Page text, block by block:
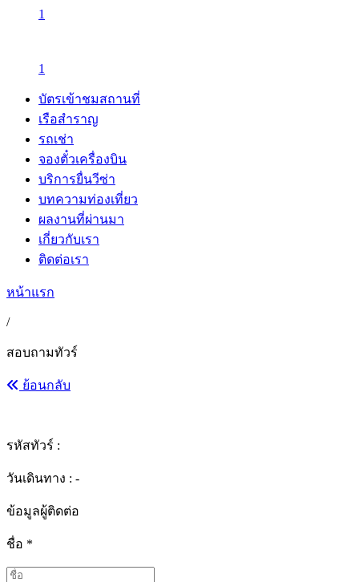
1
1
บัตรเข้าชมสถานที่
เรือสำราญ
รถเช่า
จองตั๋วเครื่องบิน
บริการยื่นวีซ่า
บทความท่องเที่ยว
ผลงานที่ผ่านมา
เกี่ยวกับเรา
ติดต่อเรา
หน้าแรก
/
สอบถามทัวร์
ย้อนกลับ
รหัสทัวร์ :
วันเดินทาง : -
ข้อมูลผู้ติดต่อ
ชื่อ *